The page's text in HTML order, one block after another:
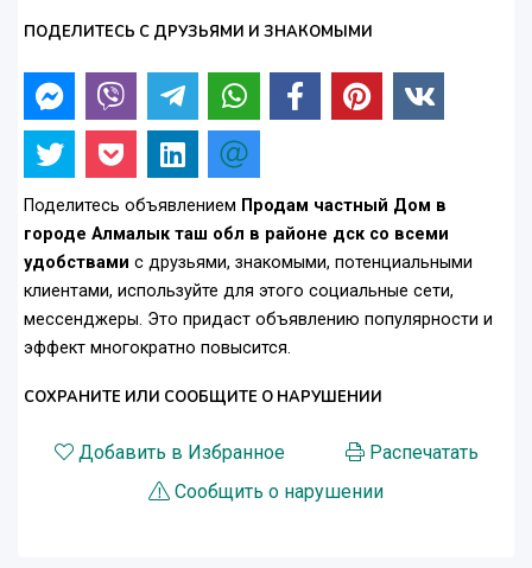
ПОДЕЛИТЕСЬ С ДРУЗЬЯМИ И ЗНАКОМЫМИ
Поделитесь объявлением Продам частный Дом в
городе Алмалык таш обл в районе дск со всеми
удобствами с друзьями, знакомыми, потенциальными
клиентами, используйте для этого социальные сети,
мессенджеры. Это придаст объявлению популярности и
эффект многократно повысится.
СОХРАНИТЕ ИЛИ СООБЩИТЕ О НАРУШЕНИИ
Добавить в Избранное
Распечатать
Сообщить о нарушении